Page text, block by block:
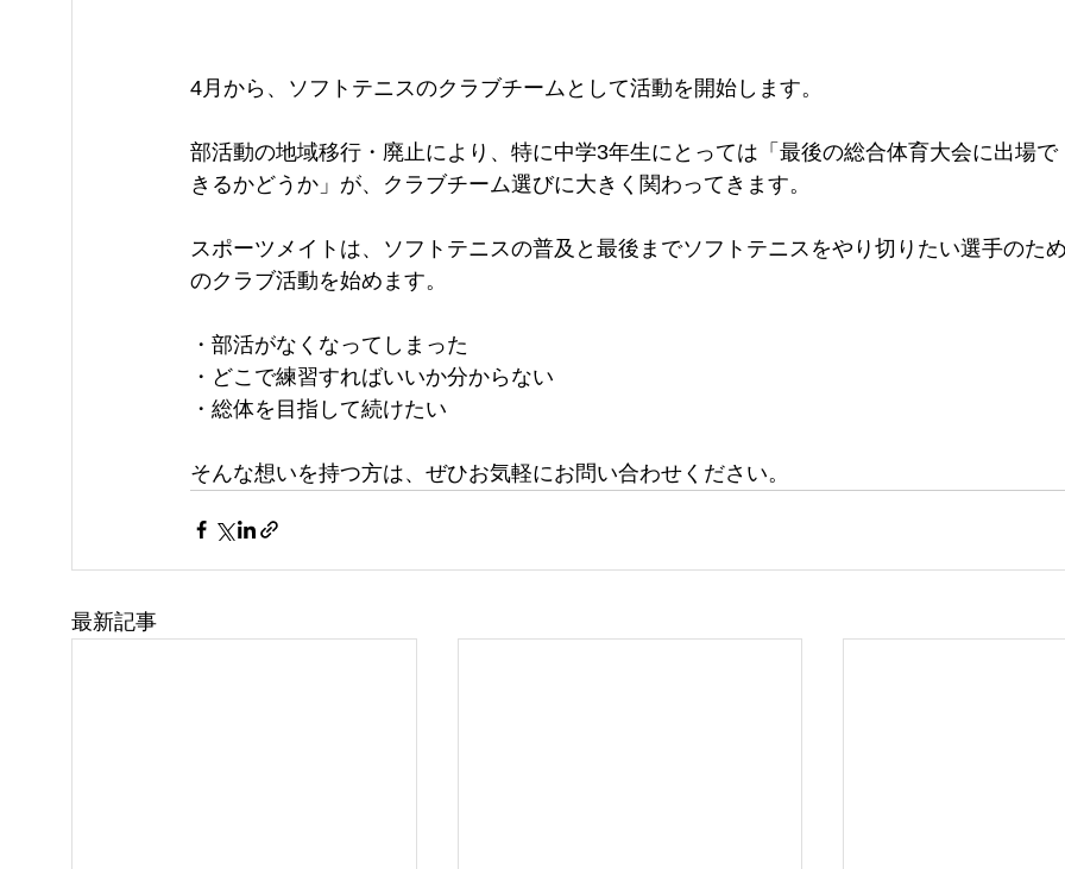
4月から、ソフトテニスのクラブチームとして活動を開始します。
部活動の地域移行・廃止により、特に中学3年生にとっては「最後の総合体育大会に出場で
きるかどうか」が、クラブチーム選びに大きく関わってきます。
スポーツメイトは、ソフトテニスの普及と最後までソフトテニスをやり切りたい選手のた
のクラブ活動を始めます。
・部活がなくなってしまった
・どこで練習すればいいか分からない
・総体を目指して続けたい
そんな想いを持つ方は、ぜひお気軽にお問い合わせください。
最新記事